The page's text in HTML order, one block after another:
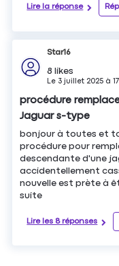
Lire la réponse
Star16
8 likes
Le 3 juillet 2025 à
procédure
Jaguar s-type
bonjour à toutes et
procédure pour
descendante d'une
accidentellement
nouvelle est prète à
suite
Lire les 8 réponses